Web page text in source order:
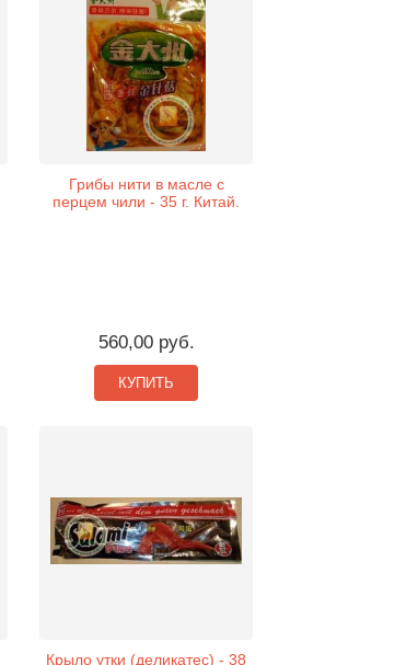
Грибы нити в масле с
перцем чили - 35 г. Китай.
560,00 руб.
КУПИТЬ
Крыло утки (деликатес) - 38